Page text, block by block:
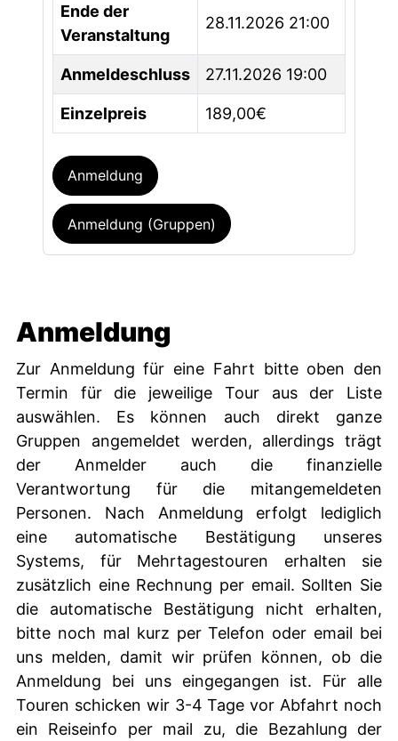
Ende der
Veranstaltung
28.11.2026 21:00
Anmeldeschluss 27.11.2026 19:00
Einzelpreis 189,00€
Anmeldung
Anmeldung (Gruppen)
Anmeldung
Zur Anmeldung für eine Fahrt bitte oben den
Termin für die jeweilige Tour aus der Liste
auswählen. Es können auch direkt ganze
Gruppen angemeldet werden, allerdings trägt
der Anmelder auch die finanzielle
Verantwortung für die mitangemeldeten
Personen. Nach Anmeldung erfolgt lediglich
eine automatische Bestätigung unseres
Systems, für Mehrtagestouren erhalten sie
zusätzlich eine Rechnung per email. Sollten Sie
die automatische Bestätigung nicht erhalten,
bitte noch mal kurz per Telefon oder email bei
uns melden, damit wir prüfen können, ob die
Anmeldung bei uns eingegangen ist. Für alle
Touren schicken wir 3-4 Tage vor Abfahrt noch
ein Reiseinfo per mail zu, die Bezahlung der